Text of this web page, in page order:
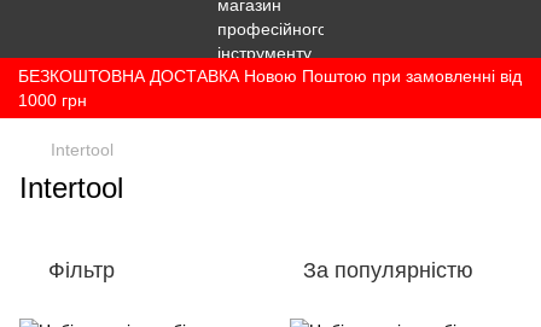
БЕЗКОШТОВНА ДОСТАВКА Новою Поштою при замовленні від
1000 грн
Intertool
Intertool
Фільтр За популярністю